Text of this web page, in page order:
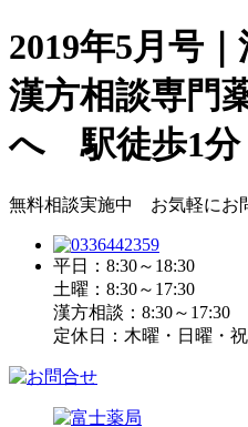
2019年5月号
漢方相談専門
へ 駅徒歩1分
無料相談実施中 お気軽にお
平日：8:30～18:30
土曜：8:30～17:30
漢方相談：8:30～17:30
定休日：木曜・日曜・祝